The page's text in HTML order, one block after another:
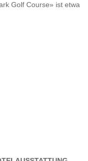
Golf Course» ist etwa